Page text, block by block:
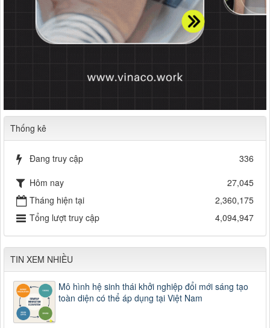
Thống kê
Đang truy cập
336
Hôm nay
27,045
Tháng hiện tại
2,360,175
Tổng lượt truy cập
4,094,947
TIN XEM NHIỀU
Mô hình hệ sinh thái khởi nghiệp đổi mới sáng tạo
toàn diện có thể áp dụng tại Việt Nam